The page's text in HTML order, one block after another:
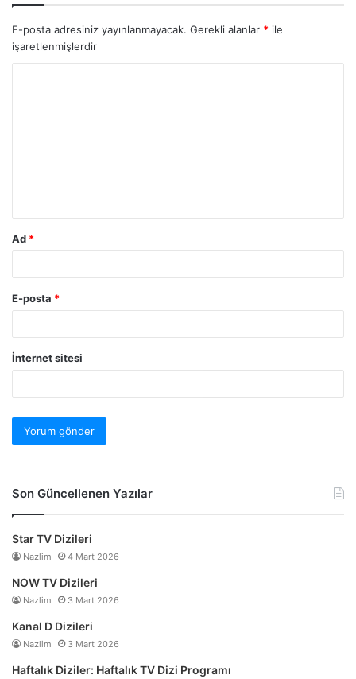
E-posta adresiniz yayınlanmayacak. Gerekli alanlar * ile
işaretlenmişlerdir
Ad *
E-posta *
İnternet sitesi
Son Güncellenen Yazılar
Star TV Dizileri
Nazlim 4 Mart 2026
NOW TV Dizileri
Nazlim 3 Mart 2026
Kanal D Dizileri
Nazlim 3 Mart 2026
Haftalık Diziler: Haftalık TV Dizi Programı